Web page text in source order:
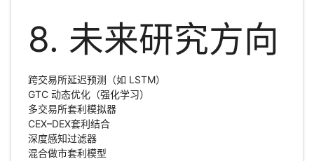
8. 未来研究方向
跨交易所延迟预测（如 LSTM）
GTC 动态优化（强化学习）
多交易所套利模拟器
CEX–DEX套利结合
深度感知过滤器
混合做市套利模型